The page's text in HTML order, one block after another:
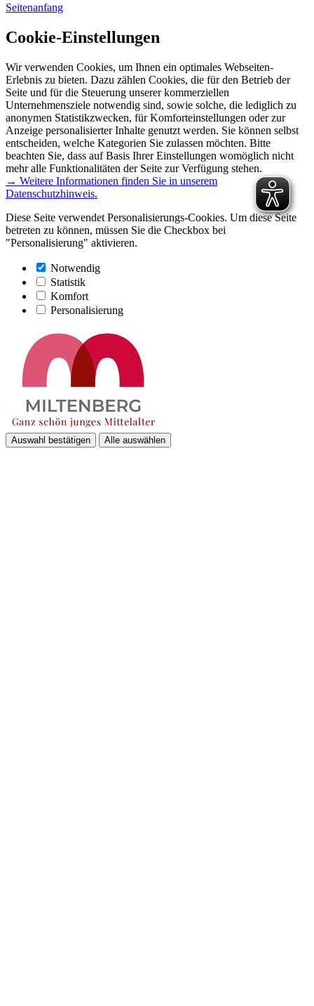
Seitenanfang
Cookie-Einstellungen
Wir verwenden Cookies, um Ihnen ein optimales Webseiten-
Erlebnis zu bieten. Dazu zählen Cookies, die für den Betrieb der
Seite und für die Steuerung unserer kommerziellen
Unternehmensziele notwendig sind, sowie solche, die lediglich zu
anonymen Statistikzwecken, für Komforteinstellungen oder zur
Anzeige personalisierter Inhalte genutzt werden. Sie können selbst
entscheiden, welche Kategorien Sie zulassen möchten. Bitte
beachten Sie, dass auf Basis Ihrer Einstellungen womöglich nicht
mehr alle Funktionalitäten der Seite zur Verfügung stehen.
→ Weitere Informationen finden Sie in unserem
Datenschutzhinweis.
Diese Seite verwendet Personalisierungs-Cookies. Um diese Seite
betreten zu können, müssen Sie die Checkbox bei
"Personalisierung" aktivieren.
Notwendig
Statistik
Komfort
Personalisierung
Auswahl bestätigen Alle auswählen